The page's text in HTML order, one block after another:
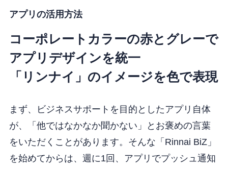
アプリの活用方法
コーポレートカラーの赤とグレーで
アプリデザインを統一
「リンナイ」のイメージを色で表現
まず、ビジネスサポートを目的としたアプリ自体
が、「他ではなかなか聞かない」とお褒めの言葉
をいただくことがあります。そんな「Rinnai BiZ」
を始めてからは、週に1回、アプリでプッシュ通知